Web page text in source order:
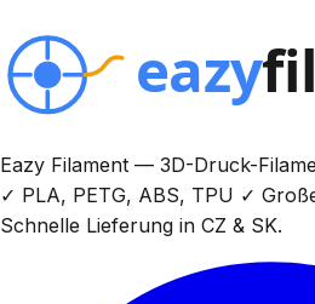
Eazy Filament — 3D-Druck-
✓ PLA, PETG, ABS, TPU ✓
Schnelle Lieferung in CZ & SK.